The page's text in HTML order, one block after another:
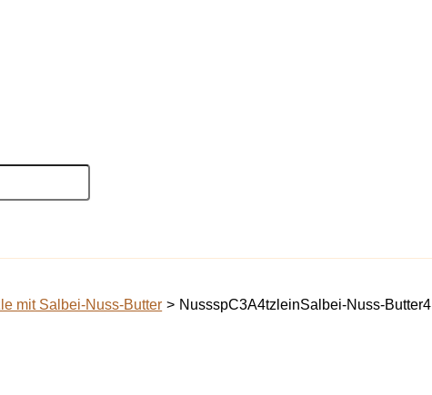
mit Salbei-Nuss-Butter NussspC3A4tzleinSalbei-Nuss-Butter4